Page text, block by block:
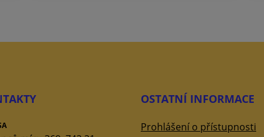
OSTATNÍ INFORMACE
Prohlášení o přístupnosti